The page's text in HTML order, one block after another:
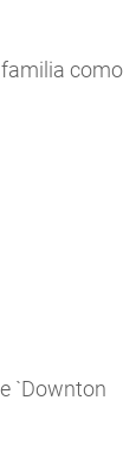
familia como
`Downton